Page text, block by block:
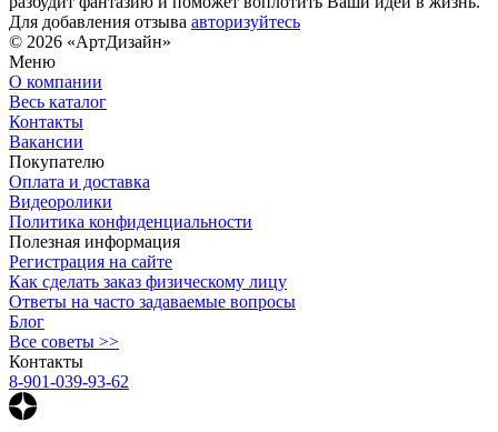
Для добавления отзыва авторизуйтесь
© 2026 «АртДизайн»
Меню
О компании
Весь каталог
Контакты
Вакансии
Покупателю
Оплата и доставка
Видеоролики
Политика конфиденциальности
Полезная информация
Регистрация на сайте
Как сделать заказ физическому лицу
Ответы на часто задаваемые вопросы
Блог
Все советы >>
Контакты
8-901-039-93-62